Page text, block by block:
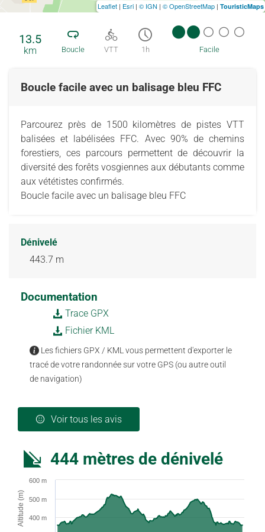
13.5
km Boucle VTT 1h Facile
Boucle facile avec un balisage bleu FFC
Parcourez près de 1500 kilomètres de pistes VTT
balisées et labélisées FFC. Avec 90% de chemins
forestiers, ces parcours permettent de découvrir la
diversité des forêts vosgiennes aux débutants comme
aux vététistes confirmés.
Boucle facile avec un balisage bleu FFC
Dénivelé
443.7 m
Documentation
Trace GPX
Fichier KML
Les fichiers GPX / KML vous permettent d'exporter le
tracé de votre randonnée sur votre GPS (ou autre outil
de navigation)
Voir tous les avis
444 mètres de dénivelé
Altitude (m) 400 m
500 m
600 m
Leaflet | Esri | © IGN | © OpenStreetMap | TouristicMaps